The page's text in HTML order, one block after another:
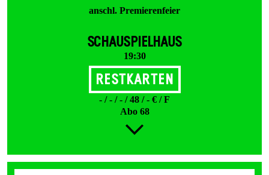
anschl. Premierenfeier
SCHAUSPIELHAUS
19:30
Restkarten
- / - / - / 48 / - € / F
Abo 68